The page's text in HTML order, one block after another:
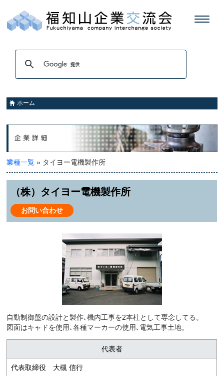
ホーム
業種一覧 » タイヨー電機製作所
（株）タイヨー電機製作所
お問い合わせ
自動制御盤の設計と製作､機内工事を2本柱として専念してる。
図面はキャドを使用､各種マーカーの使用､電気工事土地。
代表者
代表取締役 大槻 信行